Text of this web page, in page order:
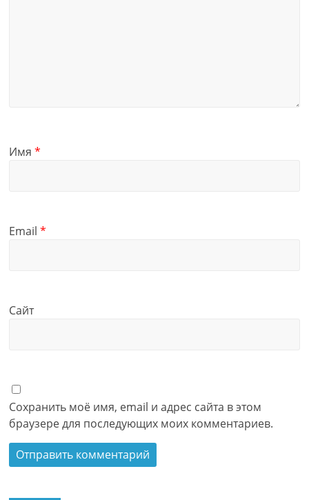
Имя*
Email*
Сайт
Сохранить моё имя, email и адрес сайта в этом
браузере для последующих моих комментариев.